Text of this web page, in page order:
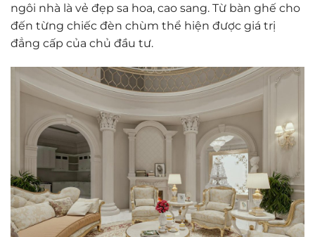
ngôi nhà là vẻ đẹp sa hoa, cao sang. Từ bàn ghế cho
đến từng chiếc đèn chùm thể hiện được giá trị
đẳng cấp của chủ đầu tư.